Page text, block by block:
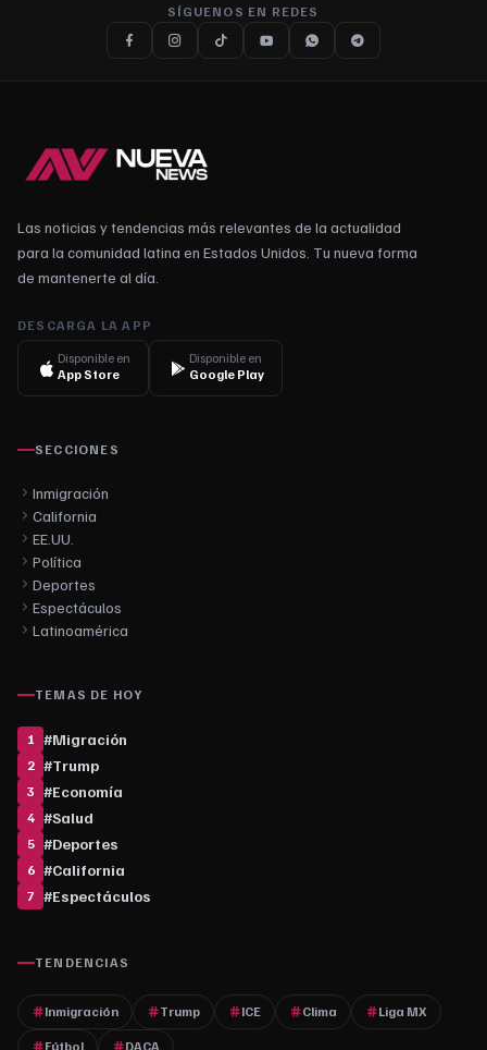
SÍGUENOS EN REDES
Las noticias y tendencias más relevantes de la actualidad
para la comunidad latina en Estados Unidos. Tu nueva forma
de mantenerte al día.
DESCARGA LA APP
Disponible en
App Store
Disponible en
Google Play
SECCIONES
Inmigración
California
EE.UU.
Política
Deportes
Espectáculos
Latinoamérica
TEMAS DE HOY
1 #Migración
2 #Trump
3 #Economía
4 #Salud
5 #Deportes
6 #California
7 #Espectáculos
TENDENCIAS
Inmigración Trump ICE Clima Liga MX
Fútbol DACA